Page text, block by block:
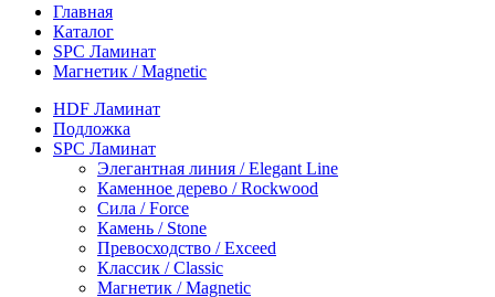
Главная
Каталог
SPC Ламинат
Магнетик / Magnetic
HDF Ламинат
Подложка
SPC Ламинат
Элегантная линия / Elegant Line
Каменное дерево / Rockwood
Сила / Force
Камень / Stone
Превосходство / Exceed
Классик / Classic
Магнетик / Magnetic